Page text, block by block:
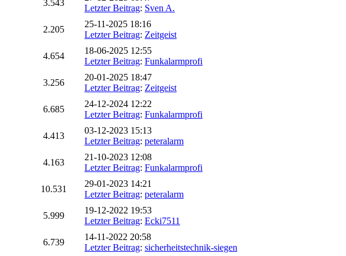
3.543
Letzter Beitrag: Sven A.
2.205
25-11-2025 18:16
Letzter Beitrag: Zeitgeist
4.654
18-06-2025 12:55
Letzter Beitrag: Funkalarmprofi
3.256
20-01-2025 18:47
Letzter Beitrag: Zeitgeist
6.685
24-12-2024 12:22
Letzter Beitrag: Funkalarmprofi
4.413
03-12-2023 15:13
Letzter Beitrag: peteralarm
4.163
21-10-2023 12:08
Letzter Beitrag: Funkalarmprofi
10.531
29-01-2023 14:21
Letzter Beitrag: peteralarm
5.999
19-12-2022 19:53
Letzter Beitrag: Ecki7511
6.739
14-11-2022 20:58
Letzter Beitrag: sicherheitstechnik-siegen